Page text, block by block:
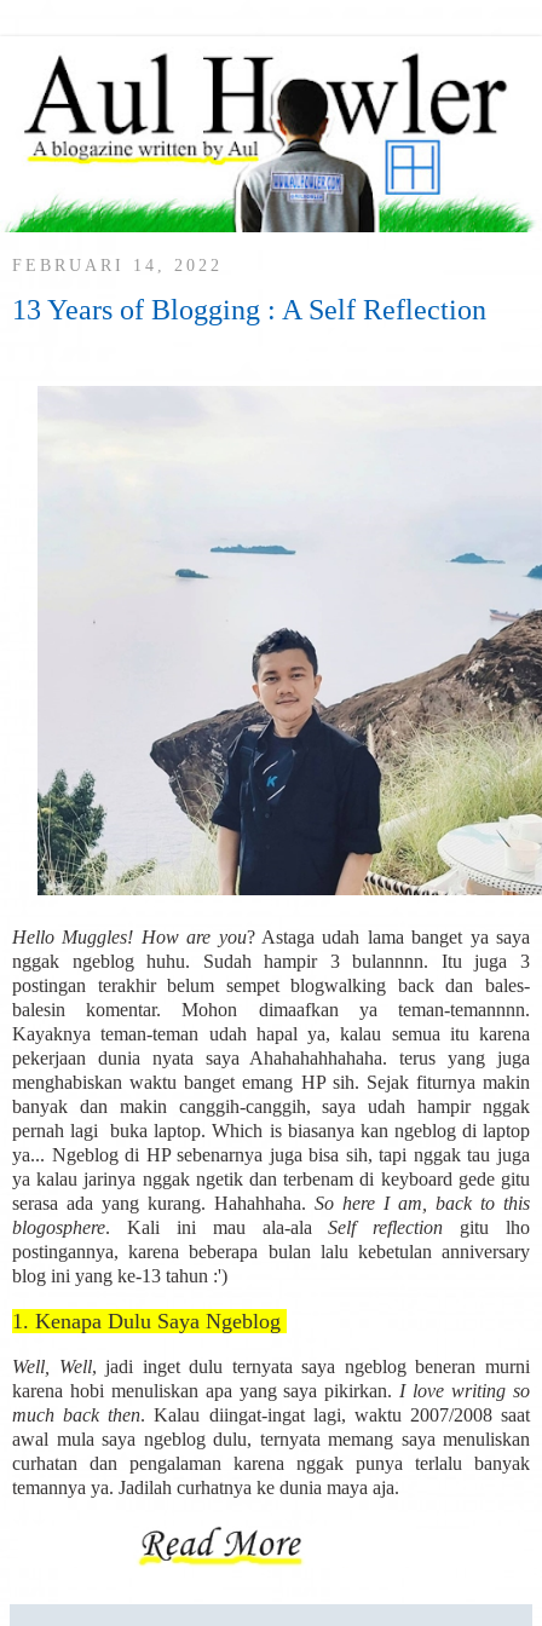
FEBRUARI 14, 2022
13 Years of Blogging : A Self Reflection
Hello Muggles! How are you? Astaga udah lama banget ya saya
nggak ngeblog huhu. Sudah hampir 3 bulannnn. Itu juga 3
postingan terakhir belum sempet blogwalking back dan bales-
balesin komentar. Mohon dimaafkan ya teman-temannnn.
Kayaknya teman-teman udah hapal ya, kalau semua itu karena
pekerjaan dunia nyata saya Ahahahahhahaha. terus yang juga
menghabiskan waktu banget emang HP sih. Sejak fiturnya makin
banyak dan makin canggih-canggih, saya udah hampir nggak
pernah lagi buka laptop. Which is biasanya kan ngeblog di laptop
ya... Ngeblog di HP sebenarnya juga bisa sih, tapi nggak tau juga
ya kalau jarinya nggak ngetik dan terbenam di keyboard gede gitu
serasa ada yang kurang. Hahahhaha. So here I am, back to this
blogosphere. Kali ini mau ala-alaSelf reflection gitu lho
postingannya, karena beberapa bulan lalu kebetulan anniversary
blog ini yang ke-13 tahun :')
1. Kenapa Dulu Saya Ngeblog
Well, Well, jadi inget dulu ternyata saya ngeblog beneran murni
karena hobi menuliskan apa yang saya pikirkan. I love writing so
much back then. Kalau diingat-ingat lagi, waktu 2007/2008 saat
awal mula saya ngeblog dulu, ternyata memang saya menuliskan
curhatan dan pengalaman karena nggak punya terlalu banyak
temannya ya. Jadilah curhatnya ke dunia maya aja.